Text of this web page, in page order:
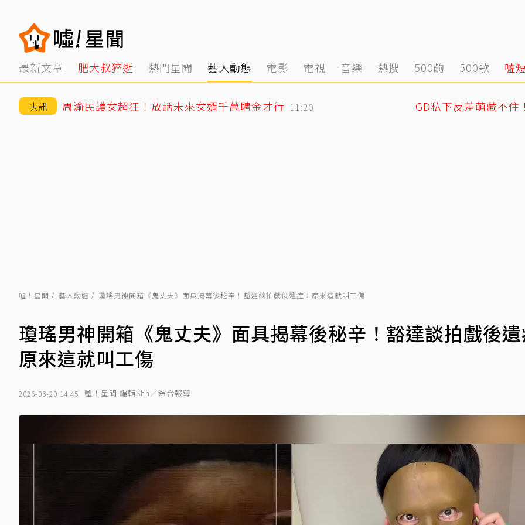
最新文章 肥大叔猝逝 熱門星聞 藝人動態 電影 電視 音樂 熱搜 500齣 500歌 噓
快訊 周渝民護女超狂！放話未來女婿千萬聘金才行 11:20
噓！星聞 藝人動態 瓊瑤男神開箱《鬼丈夫》面具揭幕後秘辛！豁達談拍戲後遺症：原來這就叫工傷
瓊瑤男神開箱《鬼丈夫》面具揭幕後秘辛！豁達談拍戲後
原來這就叫工傷
2026-03-20 14:45 噓！星聞 編輯Shh／綜合報導